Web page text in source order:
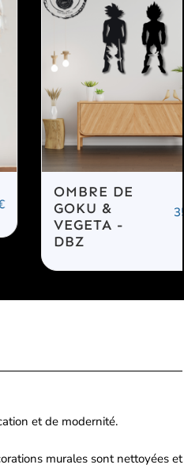
DE
&
-
35.00
et de modernité.
murales sont nettoyées et